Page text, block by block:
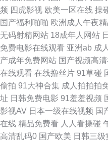
资源网站 国产精品久久禁 日本理
精品社区麻豆 五月天福利资源网
区 首页成人免费入口 91国产福利
二三区 午夜寂寞福利 久久免费99
91色小孩导航 五月天bb激情网 玖
久久 91免费视屏大全 日韩先锋影
频 四虎影视 欧美一区在线 操
国产福利啪啪 欧洲成人午夜
无码射精网站 18成年人网站
免费电影在线观看 亚洲ab 成
产成年免费网站 国产视频高
在线观看 在线撸丝片 91草碰
偷拍 91大神合集 成人拍拍拍
址 日韩免费电影 91羞羞视频
影视AV 日本一级在线视频 国
在线 精品免费看 人人看操碰
高清乱码0 国产欧美 日韩三